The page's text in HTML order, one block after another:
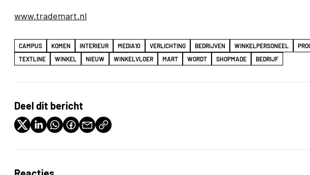
www.trademart.nl
CAMPUS KOMEN INTERIEUR MEDIA10 VERLICHTING BEDRIJVEN WINKELPERSONEEL
TEXTLINE
WINKEL NIEUW WINKELVLOER MART WORDT SHOPMADE BEDRIJF
Deel dit bericht